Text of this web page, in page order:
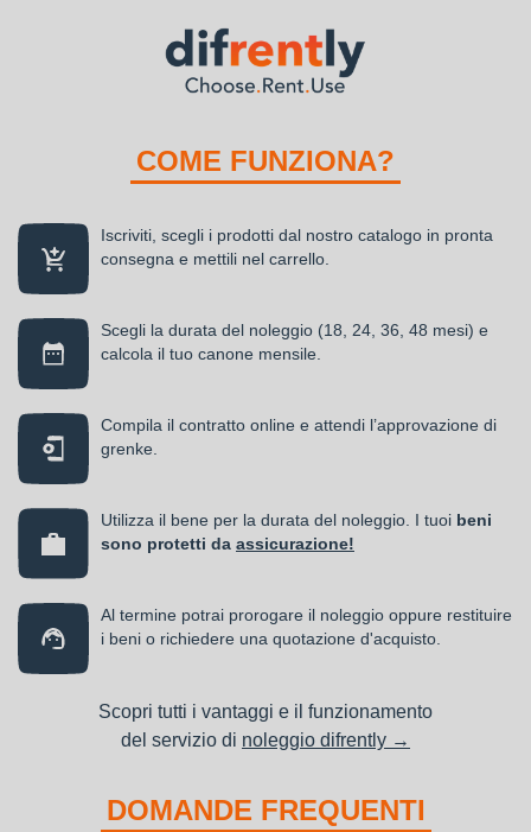
COME FUNZIONA?
Iscriviti, scegli i prodotti dal nostro catalogo in pronta
consegna e mettili nel carrello.
Scegli la durata del noleggio (18, 24, 36, 48 mesi) e
calcola il tuo canone mensile.
Compila il contratto online e attendi l’approvazione di
grenke.
Utilizza il bene per la durata del noleggio. I tuoi beni
sono protetti da assicurazione!
Al termine potrai prorogare il noleggio oppure restituire
i beni o richiedere una quotazione d'acquisto.
Scopri tutti i vantaggi e il funzionamento
del servizio di noleggio difrently →
DOMANDE FREQUENTI